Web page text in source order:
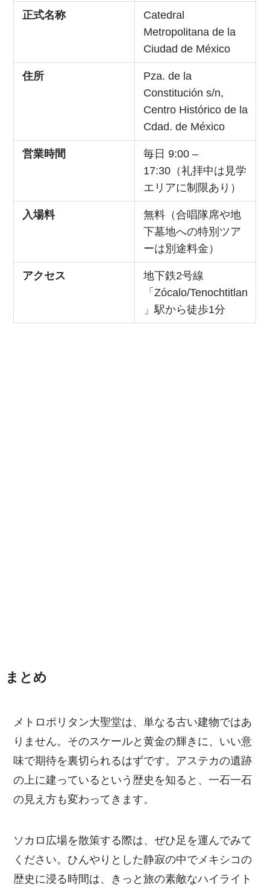
正式名称
Catedral
Metropolitana de la
Ciudad de México
住所
Pza. de la
Constitución s/n,
Centro Histórico de la
Cdad. de México
営業時間
毎日 9:00 –
17:30（礼拝中は見学
エリアに制限あり）
入場料
無料（合唱隊席や地
下墓地への特別ツア
ーは別途料金）
アクセス
地下鉄2号線
「Zócalo/Tenochtitlan
」駅から徒歩1分
まとめ
メトロポリタン大聖堂は、単なる古い建物ではあ
りません。そのスケールと黄金の輝きに、いい意
味で期待を裏切られるはずです。アステカの遺跡
の上に建っているという歴史を知ると、一石一石
の見え方も変わってきます。
ソカロ広場を散策する際は、ぜひ足を運んでみて
ください。ひんやりとした静寂の中でメキシコの
歴史に浸る時間は、きっと旅の素敵なハイライト